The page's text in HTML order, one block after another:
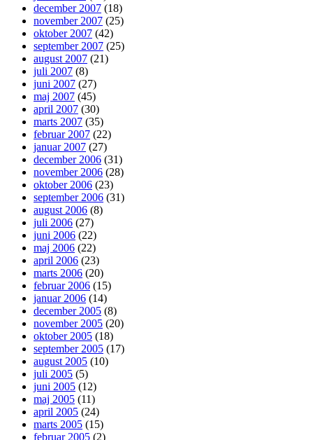
december 2007 (18)
november 2007 (25)
oktober 2007 (42)
september 2007 (25)
august 2007 (21)
juli 2007 (8)
juni 2007 (27)
maj 2007 (45)
april 2007 (30)
marts 2007 (35)
februar 2007 (22)
januar 2007 (27)
december 2006 (31)
november 2006 (28)
oktober 2006 (23)
september 2006 (31)
august 2006 (8)
juli 2006 (27)
juni 2006 (22)
maj 2006 (22)
april 2006 (23)
marts 2006 (20)
februar 2006 (15)
januar 2006 (14)
december 2005 (8)
november 2005 (20)
oktober 2005 (18)
september 2005 (17)
august 2005 (10)
juli 2005 (5)
juni 2005 (12)
maj 2005 (11)
april 2005 (24)
marts 2005 (15)
februar 2005 (2)